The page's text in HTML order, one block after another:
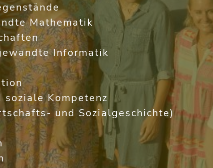
Mathematik
Informatik
Kompetenz
und Sozialgeschichte)